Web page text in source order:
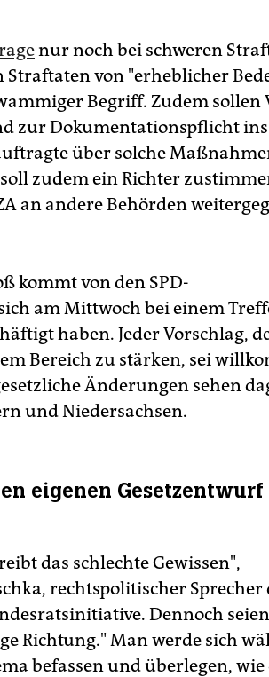
nur noch bei schweren
von "erheblicher
Begriff. Zudem sollen
zur Dokumentationspflicht ins
über solche
zudem ein Richter
an andere Behörden
kommt von den SPD-
am Mittwoch bei einem
haben. Jeder Vorschlag,
Bereich zu stärken, sei
Änderungen sehen
und Niedersachsen.
eigenen Gesetzentwurf
das schlechte Gewissen",
rechtspolitischer Sprecher
Dennoch seien
Richtung." Man werde sich
befassen und überlegen, wie